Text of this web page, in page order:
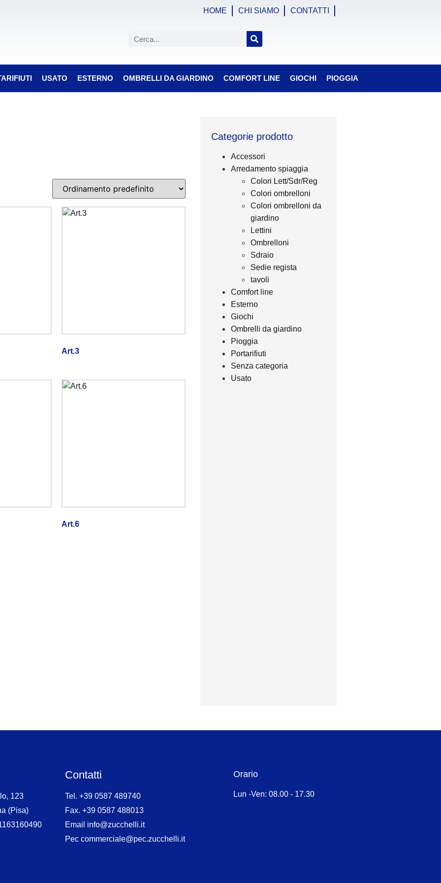
HOME CHI SIAMO CONTATTI
USATO ESTERNO OMBRELLI DA GIARDINO COMFORT LINE GIOCHI PIOGGIA
Art.3
Art.6
Categorie prodotto
Accessori
Arredamento spiaggia
Colori Lett/Sdr/Reg
Colori ombrelloni
Colori ombrelloni da
giardino
Lettini
Ombrelloni
Sdraio
Sedie regista
tavoli
Comfort line
Esterno
Giochi
Ombrelli da giardino
Pioggia
Portarifiuti
Senza categoria
Usato
123
(Pisa)
Contatti
Tel. +39 0587 489740
Fax. +39 0587 488013
Email info@zucchelli.it
Pec commerciale@pec.zucchelli.it
Orario
Lun -Ven: 08.00 - 17.30